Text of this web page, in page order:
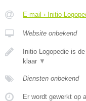
E-mail › Initio
Website onbekend
Initio Logopedie is
klaar ▼
Diensten onbekend
Er wordt gewerkt op